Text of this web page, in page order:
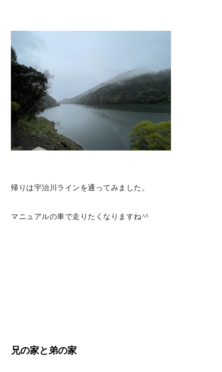
帰りは宇治川ラインを通ってみました。
マニュアルの車で走りたくなりますね^^
兄の家と弟の家